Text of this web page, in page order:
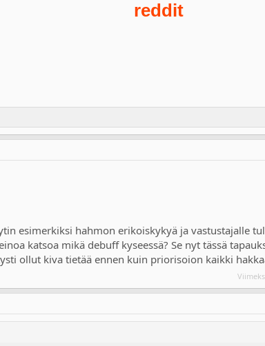
esimerkiksi hahmon erikoiskykyä ja vastustajalle
katsoa mikä debuff kyseessä? Se nyt tässä
ollut kiva tietää ennen kuin priorisoion kaikki